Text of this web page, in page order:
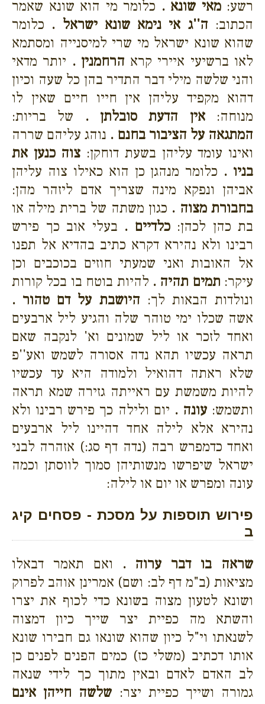
רשע:מאי שונא . כלומר מי הוא שונא שאמר
הכתוב: ה''ג אי נימא שונא ישראל . כלומר
שהוא שונא ישראל מי שרי למיסנייה ומסתמא
לאו ברשיעי איירי קרא הרחמנין . יותר מדאי
והני שלשה מילי דבר התדיר בהן כל שעה וכיון
דהוא מקפיד עליהן אין חייו חיים שאין לו
מנוחה:אין הדעת סובלתן . של בריות:
המתגאה על הציבור בחנם . נוהג עליהם שררה
ואינו עומד עליהן בשעת דוחקן: צוה כנען את
בניו . כלומר מנהגן כן הוא כאילו צוה עליהן
אביהן ונפקא מינה שצריך אדם ליזהר מהן:
בחבורת מצוה . כגון משתה של ברית מילה או
בת כהן לכהן:כלדיים . בעלי אוב כך פירש
רבינו ולא נהירא דקרא כתיב בהדיא אל תפנו
אל האובות ואני שמעתי חוזים בכוכבים וכן
עיקר: תמים תהיה . להיות בוטח בו בכל קורות
ונולדות הבאות לך: היושבת על דם טהור .
אשה שכלו ימי טוהר שלה והגיע ליל ארבעים
ואחד לזכר או ליל שמונים וא' לנקבה שאם
תראה עכשיו תהא נדה אסורה לשמש ואע''פ
שלא ראתה דהואיל ולמודה היא עד עכשיו
להיות משמשת עם ראייתה גזירה שמא תראה
ותשמש:עונה . יום ולילה כך פירש רבינו ולא
נהירא אלא לילה אחד דהיינו ליל ארבעים
ואחד כדמפרש רבה (נדה דף סג:) אזהרה לבני
ישראל שיפרשו מנשותיהן סמוך לווסתן וכמה
עונה ומפרש או יום או לילה:
פירוש תוספות על מסכת - פסחים קיג
ב
שראה בו דבר ערוה . ואם תאמר דבאלו
מציאות (ב"מ דף לב: ושם) אמרינן אוהב לפרוק
ושונא לטעון מצוה בשונא כדי לכוף את יצרו
והשתא מה כפיית יצר שייך כיון דמצוה
לשנאתו וי"ל כיון שהוא שונאו גם חבירו שונא
אותו דכתיב (משלי כז) כמים הפנים לפנים כן
לב האדם לאדם ובאין מתוך כך לידי שנאה
גמורה ושייך כפיית יצר: שלשה חייהן אינם